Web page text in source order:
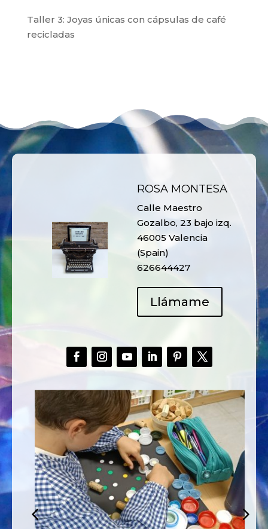
Taller 3: Joyas únicas con cápsulas de café
recicladas
ROSA MONTESA
Calle Maestro
Gozalbo, 23 bajo izq.
46005 Valencia
(Spain)
626644427
Llámame